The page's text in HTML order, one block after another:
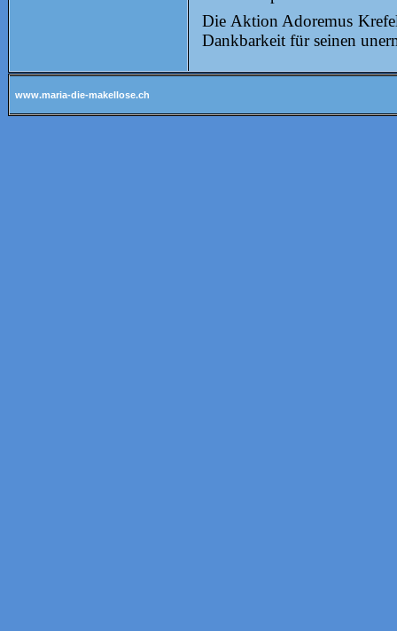
Die Aktion Adoremus
Dankbarkeit für seinen
www.maria-die-makellose.ch